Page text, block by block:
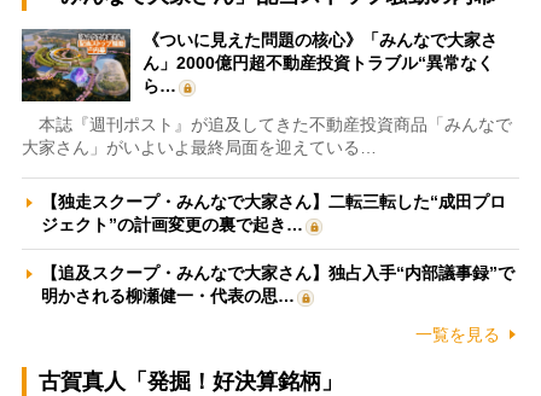
《ついに見えた問題の核心》「みんなで大家さ
ん」2000億円超不動産投資トラブル“異常なく
ら…
本誌『週刊ポスト』が追及してきた不動産投資商品「みんなで
大家さん」がいよいよ最終局面を迎えている…
【独走スクープ・みんなで大家さん】二転三転した“成田プロ
ジェクト”の計画変更の裏で起き…
【追及スクープ・みんなで大家さん】独占入手“内部議事録”で
明かされる柳瀬健一・代表の思…
一覧を見る
古賀真人「発掘！好決算銘柄」